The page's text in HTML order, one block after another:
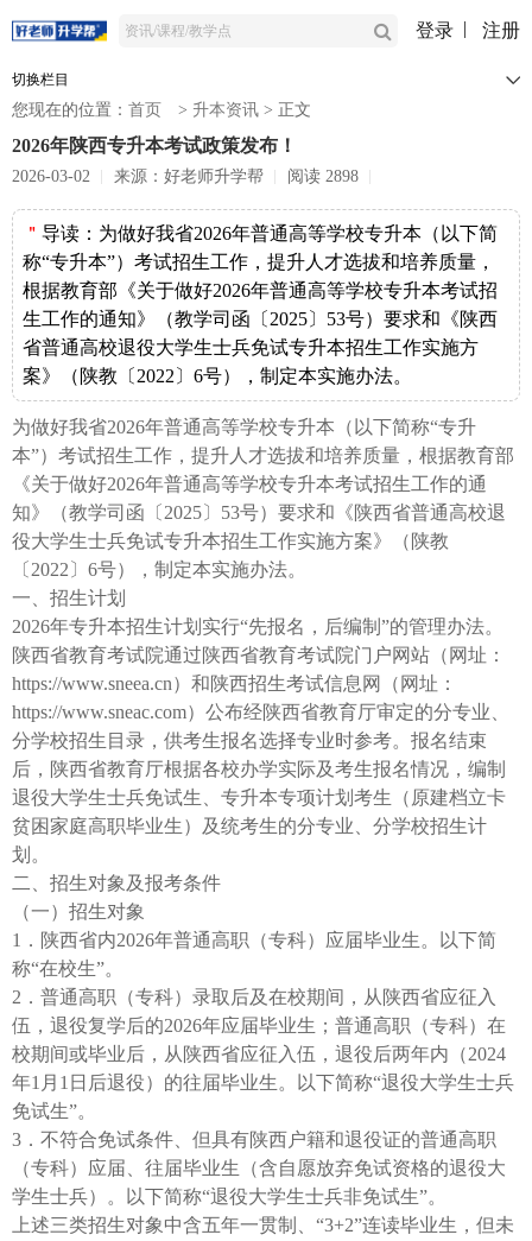
登录 注册
切换栏目
您现在的位置： 首页 > 升本资讯 > 正文
2026年陕西专升本考试政策发布！
2026-03-02 来源：好老师升学帮 阅读 2898
＂ 导读： 为做好我省2026年普通高等学校专升本（以下简
称“专升本”）考试招生工作，提升人才选拔和培养质量，
根据教育部《关于做好2026年普通高等学校专升本考试招
生工作的通知》（教学司函〔2025〕53号）要求和《陕西
省普通高校退役大学生士兵免试专升本招生工作实施方
案》（陕教〔2022〕6号），制定本实施办法。
为做好我省2026年普通高等学校专升本（以下简称“专升
本”）考试招生工作，提升人才选拔和培养质量，根据教育部
《关于做好2026年普通高等学校专升本考试招生工作的通
知》（教学司函〔2025〕53号）要求和《陕西省普通高校退
役大学生士兵免试专升本招生工作实施方案》（陕教
〔2022〕6号），制定本实施办法。
一、招生计划
2026年专升本招生计划实行“先报名，后编制”的管理办法。
陕西省教育考试院通过陕西省教育考试院门户网站（网址：
https://www.sneea.cn）和陕西招生考试信息网（网址：
https://www.sneac.com）公布经陕西省教育厅审定的分专业、
分学校招生目录，供考生报名选择专业时参考。报名结束
后，陕西省教育厅根据各校办学实际及考生报名情况，编制
退役大学生士兵免试生、专升本专项计划考生（原建档立卡
贫困家庭高职毕业生）及统考生的分专业、分学校招生计
划。
二、招生对象及报考条件
（一）招生对象
1．陕西省内2026年普通高职（专科）应届毕业生。以下简
称“在校生”。
2．普通高职（专科）录取后及在校期间，从陕西省应征入
伍，退役复学后的2026年应届毕业生；普通高职（专科）在
校期间或毕业后，从陕西省应征入伍，退役后两年内（2024
年1月1日后退役）的往届毕业生。以下简称“退役大学生士兵
免试生”。
3．不符合免试条件、但具有陕西户籍和退役证的普通高职
（专科）应届、往届毕业生（含自愿放弃免试资格的退役大
学生士兵）。以下简称“退役大学生士兵非免试生”。
上述三类招生对象中含五年一贯制、“3+2”连读毕业生，但未